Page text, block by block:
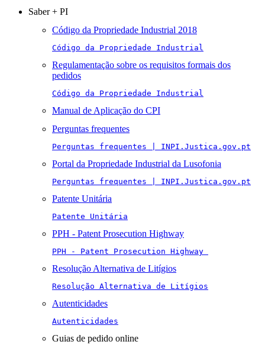
Saber + PI
Código da Propriedade Industrial 2018
Código da Propriedade Industrial
Regulamentação sobre os requisitos formais dos
pedidos
Código da Propriedade Industrial
Manual de Aplicação do CPI
Perguntas frequentes
Perguntas frequentes | INPI.Justica.gov.pt
Portal da Propriedade Industrial da Lusofonia
Perguntas frequentes | INPI.Justica.gov.pt
Patente Unitária
Patente Unitária
PPH - Patent Prosecution Highway
PPH - Patent Prosecution Highway
Resolução Alternativa de Litígios
Resolução Alternativa de Litígios
Autenticidades
Autenticidades
Guias de pedido online